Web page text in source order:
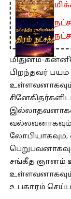
மிதுனம்-
பிறந்தவர்
லோபியாகவும்,
சங்கீத ஞானம்
உபகாரம்